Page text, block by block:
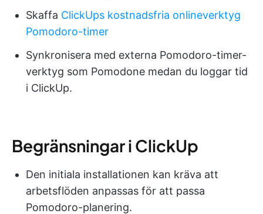
Skaffa ClickUps kostnadsfria onlineverktyg
Pomodoro-timer
Synkronisera med externa Pomodoro-timer-
verktyg som Pomodone medan du loggar tid
i ClickUp.
Begränsningar i ClickUp
Den initiala installationen kan kräva att
arbetsflöden anpassas för att passa
Pomodoro-planering.